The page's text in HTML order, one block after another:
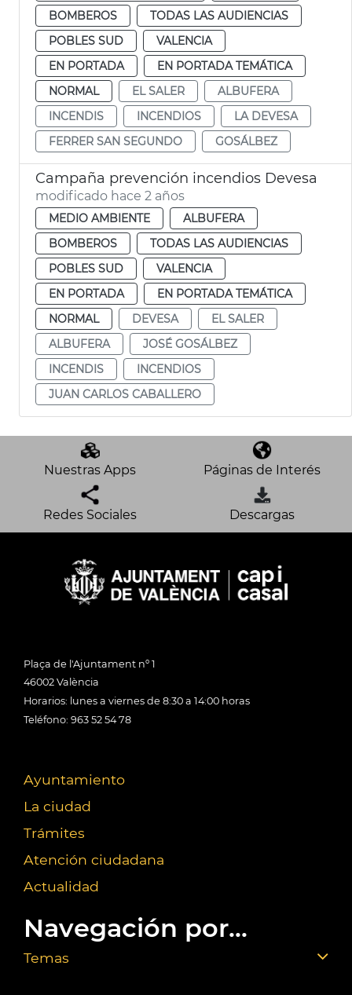
BOMBEROS
TODAS LAS AUDIENCIAS
POBLES SUD
VALENCIA
EN PORTADA
EN PORTADA TEMÁTICA
NORMAL
EL SALER
ALBUFERA
INCENDIS
INCENDIOS
LA DEVESA
FERRER SAN SEGUNDO
GOSÁLBEZ
Campaña prevención incendios Devesa
modificado hace 2 años
MEDIO AMBIENTE
ALBUFERA
BOMBEROS
TODAS LAS AUDIENCIAS
POBLES SUD
VALENCIA
EN PORTADA
EN PORTADA TEMÁTICA
NORMAL
DEVESA
EL SALER
ALBUFERA
JOSÉ GOSÁLBEZ
INCENDIS
INCENDIOS
JUAN CARLOS CABALLERO
Nuestras Apps Páginas de Interés
Redes Sociales Descargas
Plaça de l'Ajuntament nº 1
46002 València
Horarios: lunes a viernes de 8:30 a 14:00 horas
Teléfono: 963 52 54 78
Ayuntamiento
La ciudad
Trámites
Atención ciudadana
Actualidad
Navegación por...
Temas